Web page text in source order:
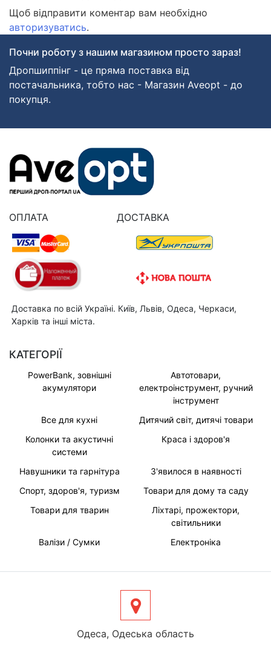
Щоб відправити коментар вам необхідно
авторизуватись.
Почни роботу з нашим магазином просто зараз!
Дропшиппінг - це пряма поставка від
постачальника, тобто нас - Магазин Aveopt - до
покупця.
ОПЛАТА ДОСТАВКА
Доставка по всій Україні. Київ, Львів, Одеса, Черкаси,
Харків та інші міста.
КАТЕГОРІЇ
PowerBank, зовнішні
акумулятори
Автотовари,
електроінструмент, ручний
інструмент
Все для кухні
Дитячий світ, дитячі товари
Колонки та акустичні
системи
Краса і здоров'я
Навушники та гарнітура
З'явилося в наявності
Спорт, здоров'я, туризм
Товари для дому та саду
Товари для тварин
Ліхтарі, прожектори,
світильники
Валізи / Сумки
Електроніка
Одеса, Одеська область